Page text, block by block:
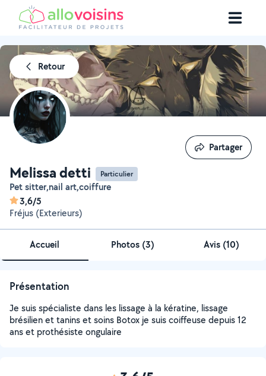
Retour
Melissa detti Particulier
Pet sitter,nail art,coiffure
3,6/5
Fréjus (Exterieurs)
Partager
Partager
Accueil Photos (3) Avis (10)
Présentation
Je suis spécialiste dans les lissage à la kératine, lissage
brésilien et tanins et soins Botox je suis coiffeuse depuis 12
ans et prothésiste ongulaire